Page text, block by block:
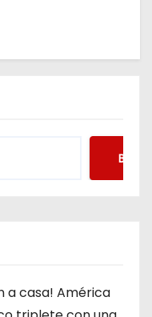
a casa! América